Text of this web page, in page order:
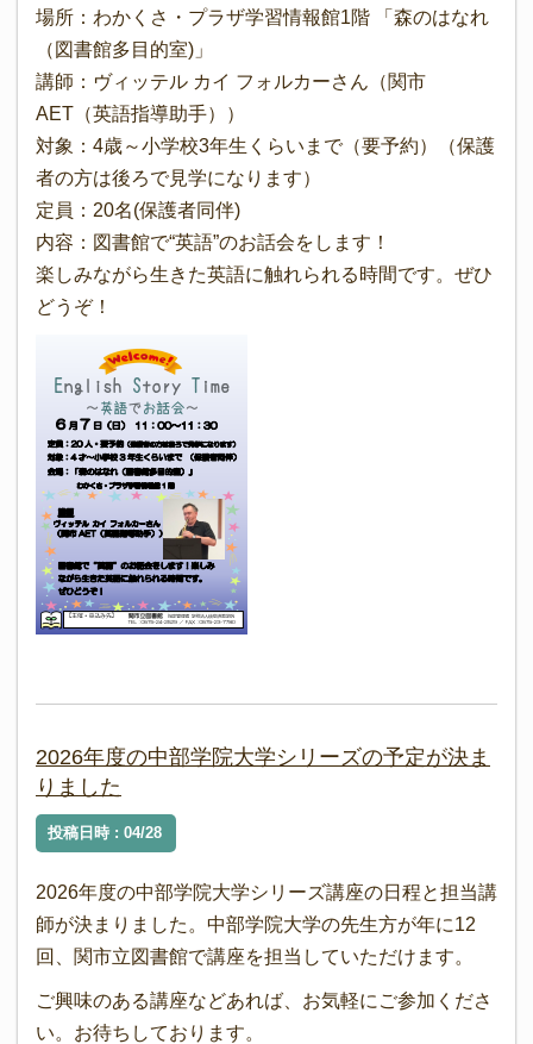
場所：わかくさ・プラザ学習情報館1階 「森のはなれ
（図書館多目的室)」
講師：ヴィッテル カイ フォルカーさん（関市
AET（英語指導助手））
対象：4歳～小学校3年生くらいまで（要予約）（保護
者の方は後ろで見学になります）
定員：20名(保護者同伴)
内容：図書館で“英語”のお話会をします！
楽しみながら生きた英語に触れられる時間です。ぜひ
どうぞ！
2026年度の中部学院大学シリーズの予定が決ま
りました
投稿日時 : 04/28
2026年度の中部学院大学シリーズ講座の日程と担当講
師が決まりました。中部学院大学の先生方が年に12
回、関市立図書館で講座を担当していただけます。
ご興味のある講座などあれば、お気軽にご参加くださ
い。お待ちしております。